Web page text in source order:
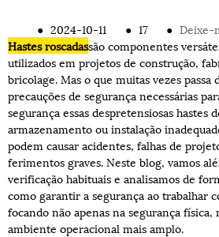
● 2024-10-11 ● 17 ● Deixe-
Hastes roscadassão componentes
utilizados em projetos de construção,
bricolage. Mas o que muitas vezes passa
precauções de segurança necessárias
segurança essas despretensiosas hastes
armazenamento ou instalação
podem causar acidentes, falhas de
ferimentos graves. Neste blog, vamos
verificação habituais e analisamos de
como garantir a segurança ao trabalhar
focando não apenas na segurança física,
ambiente operacional mais amplo.